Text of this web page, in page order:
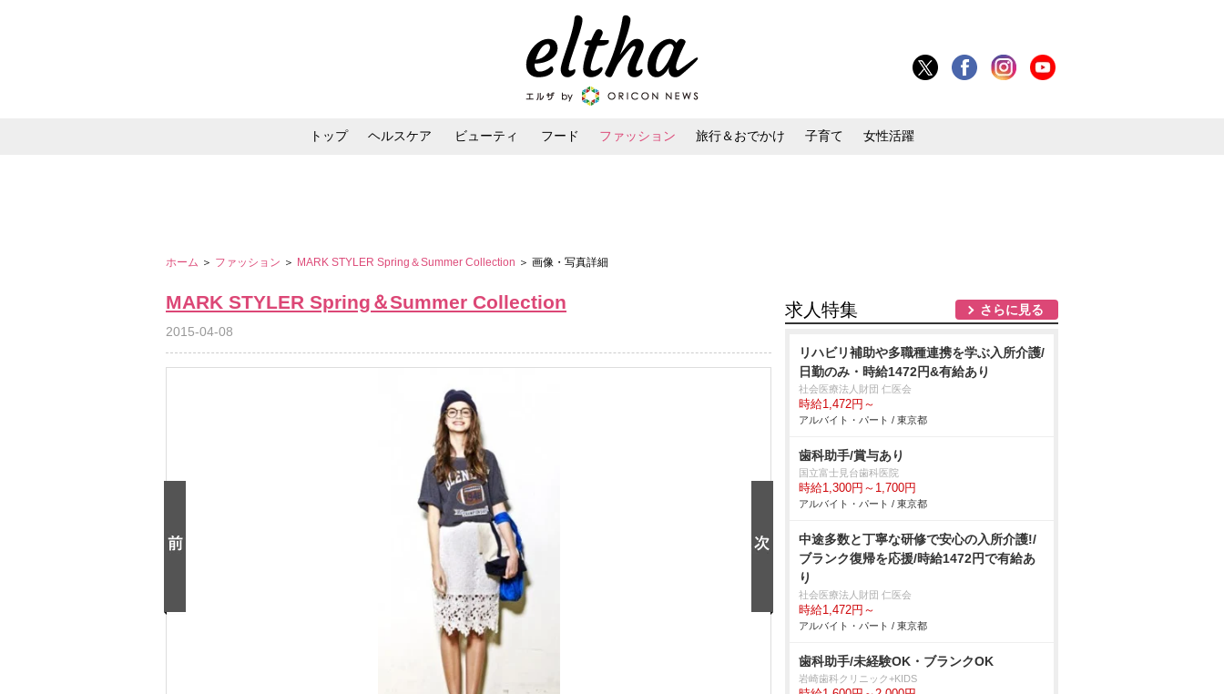
トップ ヘルスケア ビューティ フード ファッション 旅行＆おでかけ 子育て 女性活躍
ホーム ＞ ファッション ＞ MARK STYLER Spring＆Summer Collection ＞ 画像・写真詳細
MARK STYLER Spring＆Summer Collection
2015-04-08
求人特集 さらに見る
リハビリ補助や多職種連携を学ぶ入所介護/
日勤のみ・時給1472円&有給あり
社会医療法人財団 仁医会
時給1,472円～
アルバイト・パート / 東京都
歯科助手/賞与あり
国立富士見台歯科医院
時給1,300円～1,700円
アルバイト・パート / 東京都
中途多数と丁寧な研修で安心の入所介護!/
ブランク復帰を応援/時給1472円で有給あ
り
社会医療法人財団 仁医会
時給1,472円～
アルバイト・パート / 東京都
歯科助手/未経験OK・ブランクOK
崎歯科クリニック+KIDS